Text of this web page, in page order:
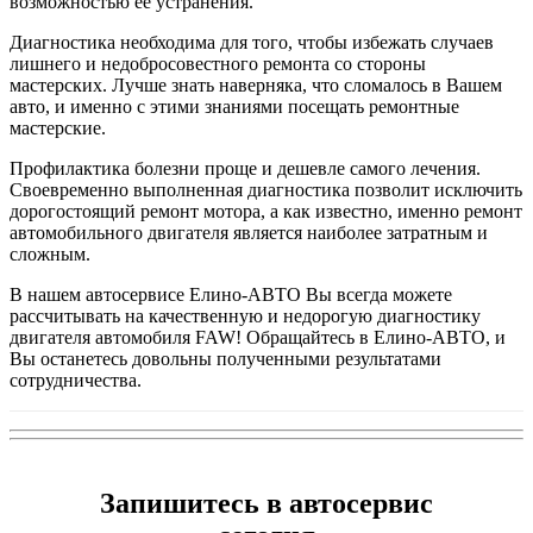
Диагностика необходима для того, чтобы избежать случаев
лишнего и недобросовестного ремонта со стороны
мастерских. Лучше знать наверняка, что сломалось в Вашем
авто, и именно с этими знаниями посещать ремонтные
мастерские.
Профилактика болезни проще и дешевле самого лечения.
Своевременно выполненная диагностика позволит исключить
дорогостоящий ремонт мотора, а как известно, именно ремонт
автомобильного двигателя является наиболее затратным и
сложным.
В нашем автосервисе Елино-АВТО Вы всегда можете
рассчитывать на качественную и недорогую диагностику
двигателя автомобиля FAW! Обращайтесь в Елино-АВТО, и
Вы останетесь довольны полученными результатами
сотрудничества.
Запишитесь в автосервис